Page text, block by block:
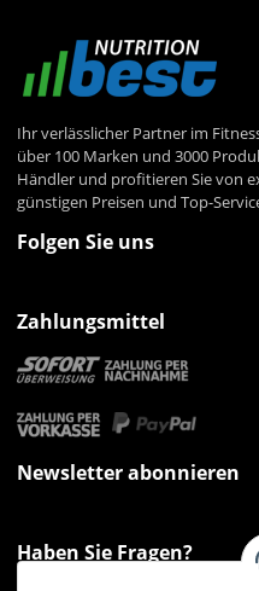
Ihr verlässlicher Partner im
über 100 Marken und 3000
Händler und profitieren Sie von
günstigen Preisen und Top-
Folgen Sie uns
Zahlungsmittel
Newsletter abonnieren
Haben Sie Fragen?